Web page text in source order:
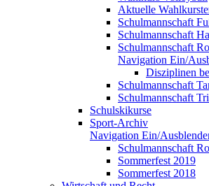
Aktuelle
Schulmannschaft
Schulmannschaft
Schulmannschaft
Navigation Ein/
Disziplinen
Schulmannschaft
Schulmannschaft
Schulskikurse
Sport-Archiv
Navigation Ein/
Schulmannschaft
Sommerfest 2019
Sommerfest 2018